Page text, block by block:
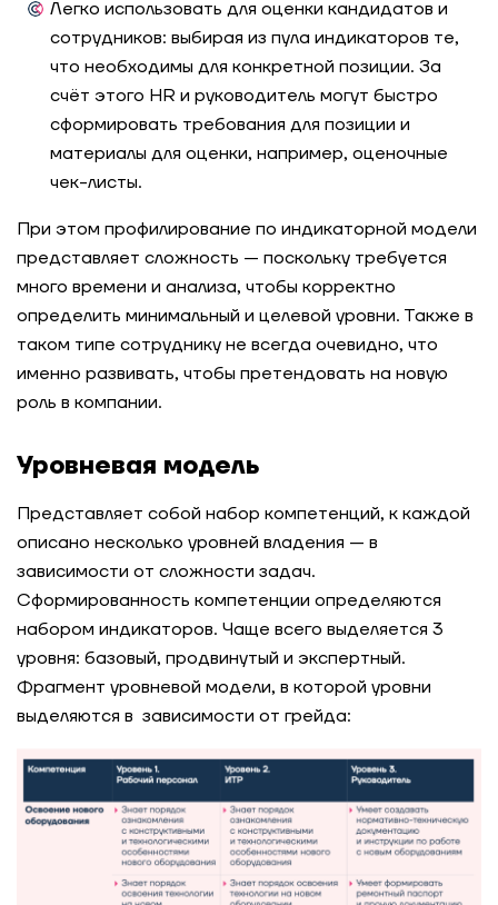
Легко использовать для оценки кандидатов и
сотрудников: выбирая из пула индикаторов те,
что необходимы для конкретной позиции. За
счёт этого HR и руководитель могут быстро
сформировать требования для позиции и
материалы для оценки, например, оценочные
чек-листы.
При этом профилирование по индикаторной модели
представляет сложность — поскольку требуется
много времени и анализа, чтобы корректно
определить минимальный и целевой уровни. Также в
таком типе сотруднику не всегда очевидно, что
именно развивать, чтобы претендовать на новую
роль в компании.
Уровневая модель
Представляет собой набор компетенций, к каждой
описано несколько уровней владения — в
зависимости от сложности задач.
Сформированность компетенции определяются
набором индикаторов. Чаще всего выделяется 3
уровня: базовый, продвинутый и экспертный.
Фрагмент уровневой модели, в которой уровни
выделяются в зависимости от грейда: